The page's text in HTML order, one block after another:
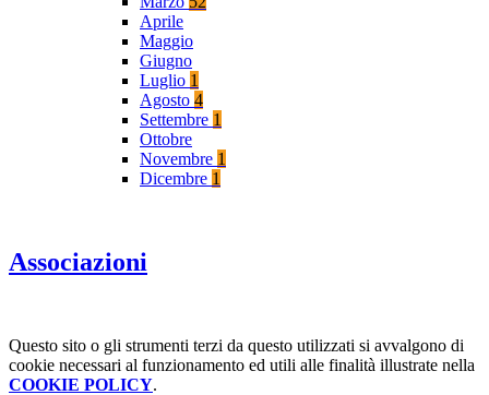
Aprile
Maggio
Giugno
Luglio 1
Agosto 4
Settembre 1
Ottobre
Novembre 1
Dicembre 1
Associazioni
Questo sito o gli strumenti terzi da questo utilizzati si avvalgono di
cookie necessari al funzionamento ed utili alle finalità illustrate nella
COOKIE POLICY.